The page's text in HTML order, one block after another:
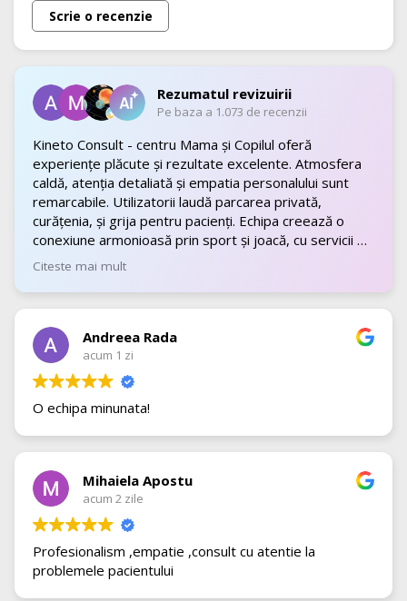
Scrie o recenzie
Rezumatul revizuirii
Pe baza a 1.073 de recenzii
Kineto Consult - centru Mama și Copilul oferă
experiențe plăcute și rezultate excelente. Atmosfera
caldă, atenția detaliată și empatia personalului sunt
remarcabile. Utilizatorii laudă parcarea privată,
curățenia, și grija pentru pacienți. Echipa creează o
conexiune armonioasă prin sport și joacă, cu servicii de
top.
Citeste mai mult
Andreea Rada
acum 1 zi
O echipa minunata!
Mihaiela Apostu
acum 2 zile
Profesionalism ,empatie ,consult cu atentie la
problemele pacientului